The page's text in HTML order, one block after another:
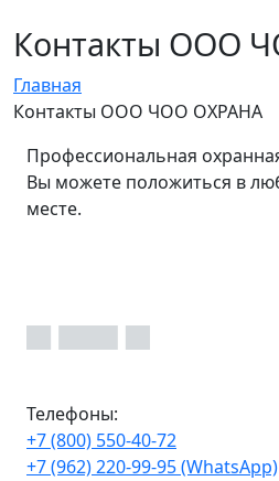
Контакты ООО
Главная
Контакты ООО ЧОО ОХРАНА
Профессиональная
Вы можете положиться в
месте.
Телефоны:
+7 (800) 550-40-72
+7 (962) 220-99-95 (WhatsApp)